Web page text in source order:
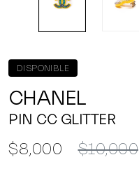
DISPONIBLE
CHANEL
PIN CC GLITTER
$8,000 $10,000